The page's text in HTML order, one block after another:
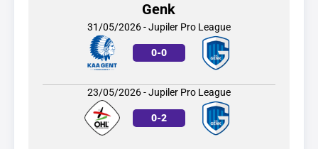
Genk
31/05/2026 - Jupiler Pro League
0-0
23/05/2026 - Jupiler Pro League
0-2